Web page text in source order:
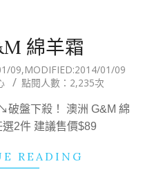
綿羊霜
09,MODIFIED:2014/01/09
點閱人數：2,235次
盤下殺！ 澳洲 G&M 綿
2件 建議售價$89
READING